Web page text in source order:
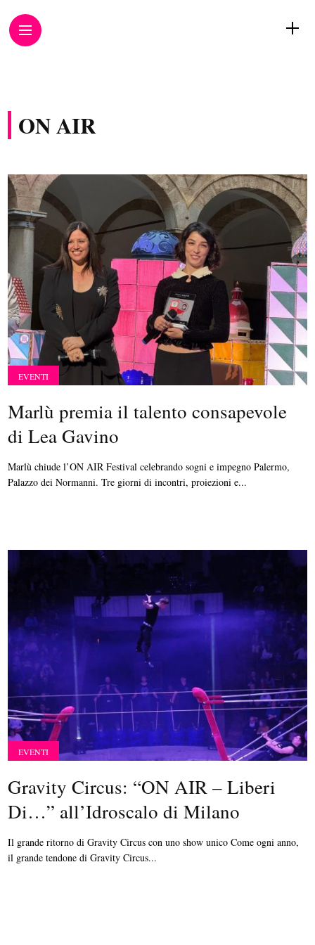
ON AIR
EVENTI
Marlù premia il talento consapevole
di Lea Gavino
Marlù chiude l’ON AIR Festival celebrando sogni e impegno Palermo,
Palazzo dei Normanni. Tre giorni di incontri, proiezioni e...
EVENTI
Gravity Circus: “ON AIR – Liberi
Di…” all’Idroscalo di Milano
Il grande ritorno di Gravity Circus con uno show unico Come ogni anno,
il grande tendone di Gravity Circus...